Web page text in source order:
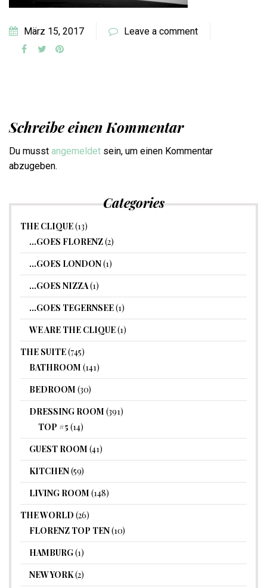
März 15, 2017 Leave a comment
Schreibe einen Kommentar
Du musst angemeldet sein, um einen Kommentar
abzugeben.
Categories
THE CLIQUE(13)
…GOES FLORENZ(2)
…GOES LONDON(1)
…GOES NIZZA(1)
…GOES TEGERNSEE(1)
WE ARE THE CLIQUE(1)
THE SUITE(745)
BATHROOM (141)
BEDROOM (30)
DRESSING ROOM (391)
TOP #5 (14)
GUEST ROOM (41)
KITCHEN(59)
LIVING ROOM (148)
THE WORLD (26)
FLORENZ TOP TEN(10)
HAMBURG(1)
NEW YORK(2)